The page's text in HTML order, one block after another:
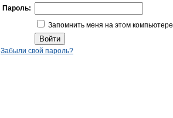
Пароль:
Запомнить меня на этом компьютере
Забыли свой пароль?